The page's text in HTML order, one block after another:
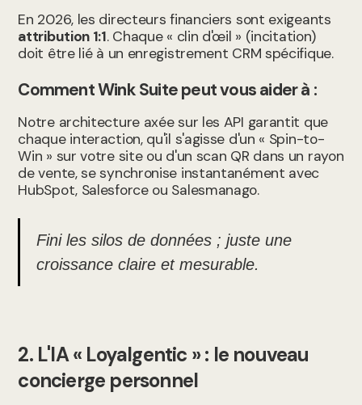
En 2026, les directeurs financiers sont exigeants
attribution 1:1. Chaque « clin d'œil » (incitation)
doit être lié à un enregistrement CRM spécifique.
Comment Wink Suite peut vous aider à :
Notre architecture axée sur les API garantit que
chaque interaction, qu'il s'agisse d'un « Spin-to-
Win » sur votre site ou d'un scan QR dans un rayon
de vente, se synchronise instantanément avec
HubSpot, Salesforce ou Salesmanago.
Fini les silos de données ; juste une
croissance claire et mesurable.
2. L'IA « Loyalgentic » : le nouveau
concierge personnel